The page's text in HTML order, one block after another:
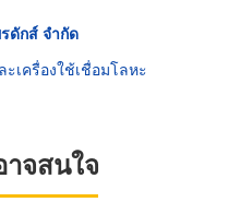
ดักส์ จำกัด
เครื่องใช้เชื่อมโลหะ
จสนใจ